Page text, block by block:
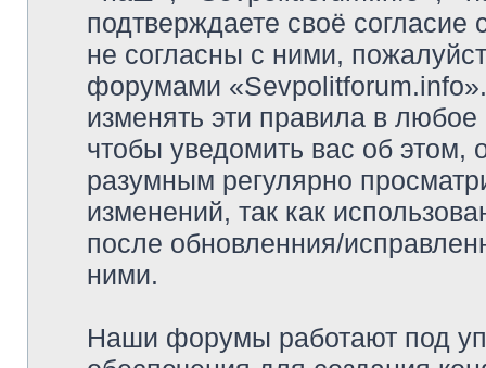
подтверждаете своё
не согласны с ними,
форумами
изменять эти правила в
чтобы уведомить вас об
разумным регулярно
изменений, так как
после обновленния/
ними.
Наши форумы работают под